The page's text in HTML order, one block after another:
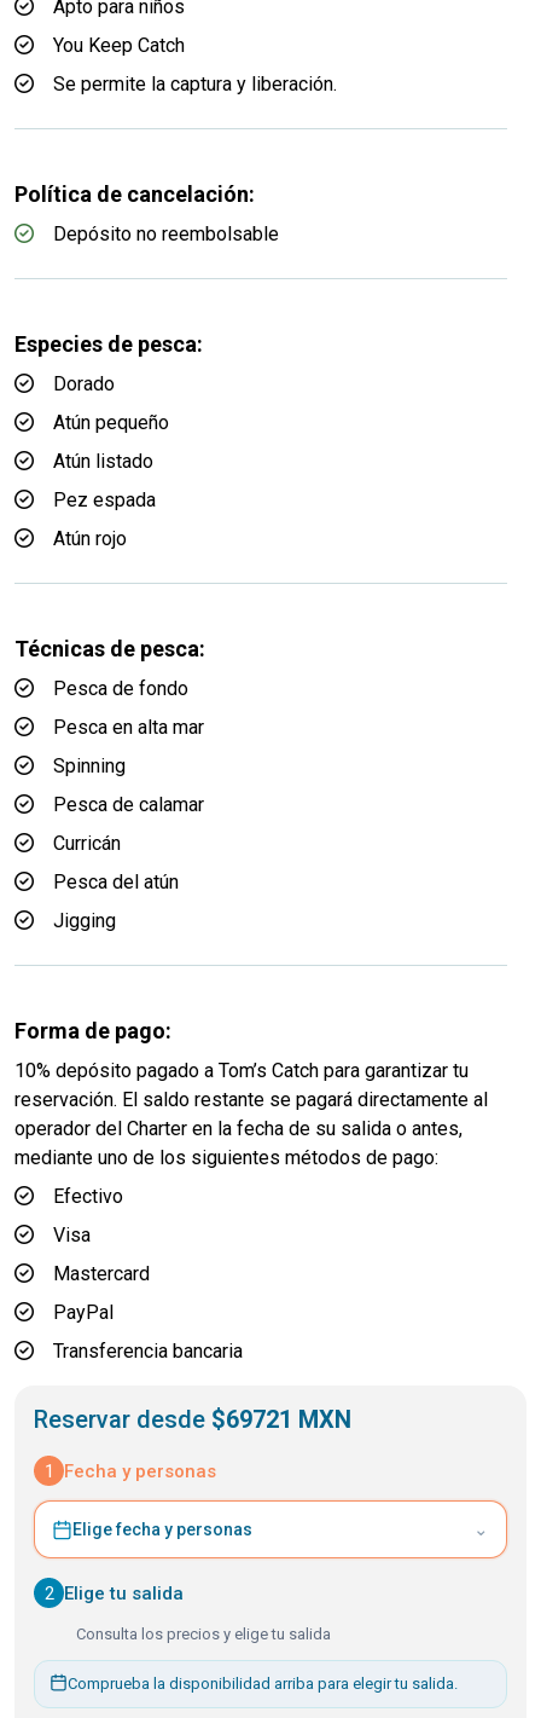
Apto para niños
You Keep Catch
Se permite la captura y liberación.
Política de cancelación:
Depósito no reembolsable
Especies de pesca:
Dorado
Atún pequeño
Atún listado
Pez espada
Atún rojo
Técnicas de pesca:
Pesca de fondo
Pesca en alta mar
Spinning
Pesca de calamar
Curricán
Pesca del atún
Jigging
Forma de pago:
10% depósito pagado a Tom’s Catch para garantizar tu
reservación. El saldo restante se pagará directamente al
operador del Charter en la fecha de su salida o antes,
mediante uno de los siguientes métodos de pago:
Efectivo
Visa
Mastercard
PayPal
Transferencia bancaria
Reservar desde $69721 MXN
1 Fecha y personas
Elige fecha y personas ⌄
2 Elige tu salida
Consulta los precios y elige tu salida
Comprueba la disponibilidad arriba para elegir tu salida.